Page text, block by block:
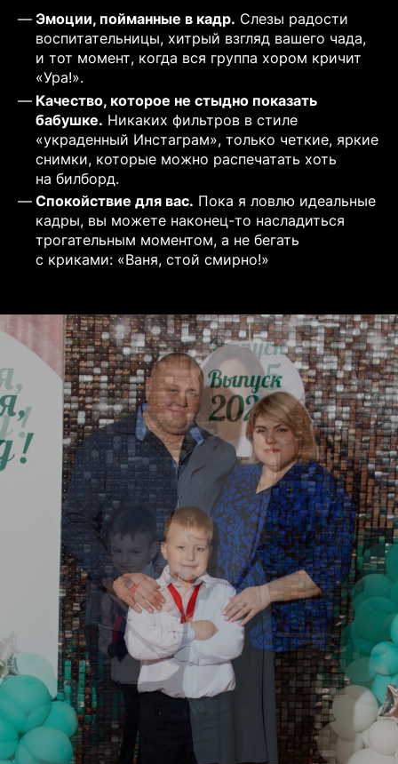
Эмоции, пойманные в кадр. Слезы радости
воспитательницы, хитрый взгляд вашего чада,
и тот момент, когда вся группа хором кричит
«Ура!».
Качество, которое не стыдно показать
бабушке. Никаких фильтров в стиле
«украденный Инстаграм», только четкие, яркие
снимки, которые можно распечатать хоть
на билборд.
Спокойствие для вас. Пока я ловлю идеальные
кадры, вы можете наконец-то насладиться
трогательным моментом, а не бегать
с криками: «Ваня, стой смирно!»